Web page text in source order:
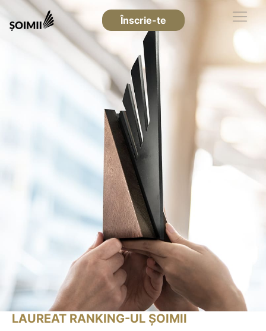
Înscrie-te
LAUREAT RANKING-UL ȘOIMII